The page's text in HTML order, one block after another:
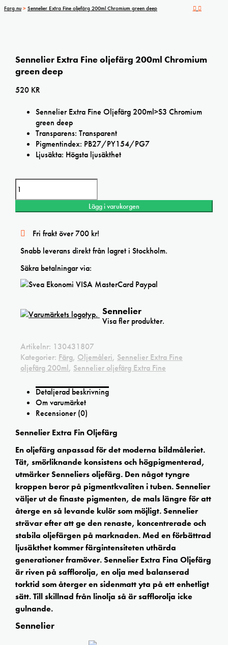
Farg.nu > Sennelier Extra Fine oljefärg 200ml Chromium green deep
Sennelier Extra Fine oljefärg 200ml Chromium
green deep
520 KR
Sennelier Extra Fine Oljefärg 200ml>S3 Chromium
green deep
Transparens: Transparent
Pigmentindex: PB27/PY154/PG7
Ljusäkta: Högsta ljusäkthet
Lägg i varukorgen
Fri frakt över 700 kr!
Snabb leverans direkt från lagret i Stockholm.
Säkra betalningar via:
Sennelier
Visa fler produkter.
Artikelnr: 130431807
Kategorier: Färg, Oljemåleri, Sennelier Extra Fine
oljefärg 200ml, Sennelier oljefärg Extra Fine
Detaljerad beskrivning
Om varumärket
Recensioner (0)
Sennelier Extra Fin Oljefärg
En oljefärg anpassad för det moderna bildmåleriet.
Tät, smörliknande konsistens och högpigmenterad,
utmärker Senneliers oljefärg. Den något tyngre
kroppen beror på pigmentkvaliten i tuben. Sennelier
väljer ut de finaste pigmenten, de mals längre för att
återge en så levande kulör som möjligt. Sennelier
strävar efter att ge den renaste, koncentrerade och
stabila oljefärgen på marknaden. Med en förbättrad
ljusäkthet kommer färgintensiteten uthärda
generationer framöver. Sennelier Extra Fina Oljefärg
är riven på safflorolja, en olja med balanserad
torktid som återger en sidenmatt yta på ett enhetligt
sätt. Till skillnad från linolja så är safflorolja icke
gulnande.
Sennelier